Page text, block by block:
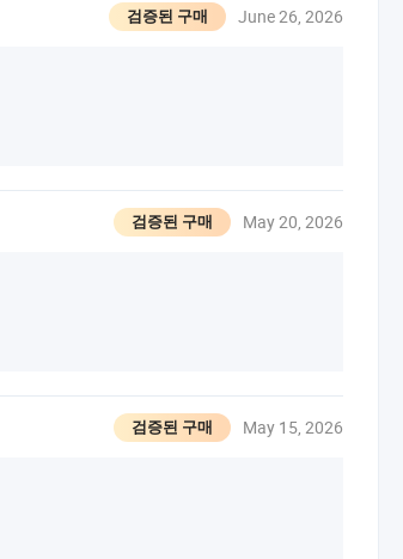
검증된 구매 June 26, 2026
검증된 구매 May 20, 2026
검증된 구매 May 15, 2026